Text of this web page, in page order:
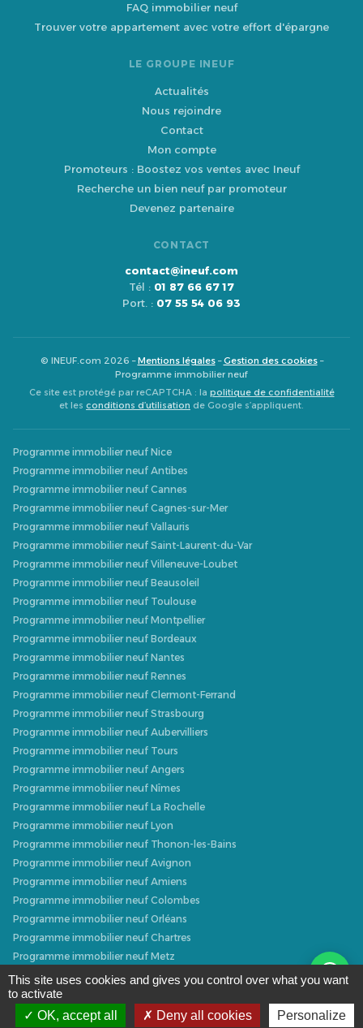
FAQ immobilier neuf
Trouver votre appartement avec votre effort d'épargne
LE GROUPE INEUF
Actualités
Nous rejoindre
Contact
Mon compte
Promoteurs : Boostez vos ventes avec Ineuf
Recherche un bien neuf par promoteur
Devenez partenaire
CONTACT
contact@ineuf.com
Tél : 01 87 66 67 17
Port. : 07 55 54 06 93
© INEUF.com 2026 –Mentions légales–Gestion des cookies–
Programme immobilier neuf
Ce site est protégé par reCAPTCHA : la politique de confidentialité
et les conditions d’utilisation de Google s’appliquent.
Programme immobilier neuf Nice
Programme immobilier neuf Antibes
Programme immobilier neuf Cannes
Programme immobilier neuf Cagnes-sur-Mer
Programme immobilier neuf Vallauris
Programme immobilier neuf Saint-Laurent-du-Var
Programme immobilier neuf Villeneuve-Loubet
Programme immobilier neuf Beausoleil
Programme immobilier neuf Toulouse
Programme immobilier neuf Montpellier
Programme immobilier neuf Bordeaux
Programme immobilier neuf Nantes
Programme immobilier neuf Rennes
Programme immobilier neuf Clermont-Ferrand
Programme immobilier neuf Strasbourg
Programme immobilier neuf Aubervilliers
Programme immobilier neuf Tours
Programme immobilier neuf Angers
Programme immobilier neuf Nîmes
Programme immobilier neuf La Rochelle
Programme immobilier neuf Lyon
Programme immobilier neuf Thonon-les-Bains
Programme immobilier neuf Avignon
Programme immobilier neuf Amiens
Programme immobilier neuf Colombes
Programme immobilier neuf Orléans
Programme immobilier neuf Chartres
Programme immobilier neuf Metz
Programme immobilier neuf Caen
Programme immobilier neuf Dijon
Programme immobilier neuf Villeurbanne
This site uses cookies and gives you control over what you want
to activate
OK, accept all
Deny all cookies Personalize